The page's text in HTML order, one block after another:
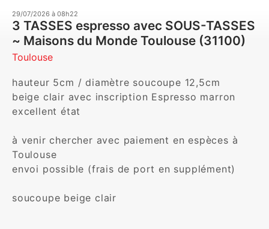
29/07/2026 à 08h22
3 TASSES espresso avec SOUS-TASSES
~ Maisons du Monde Toulouse (31100)
Toulouse
hauteur 5cm / diamètre soucoupe 12,5cm
beige clair avec inscription Espresso marron
excellent état
à venir chercher avec paiement en espèces à
Toulouse
envoi possible (frais de port en supplément)
soucoupe beige clair